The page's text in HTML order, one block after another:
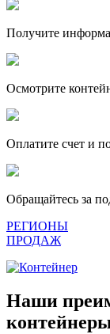
Получите
Осмотрите
Оплатите счет и
Обращайтесь за
РЕГИОНЫ
ПРОДАЖ
Наши